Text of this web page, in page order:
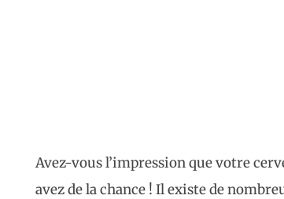
Avez-vous l’impression que votre
avez de la chance ! Il existe de